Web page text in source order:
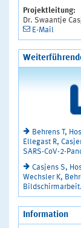
Projektleitung:
Dr. Swaantje
E-Mail
Behrens T,
Ellegast R,
SARS-CoV-2-
Casjens S,
Wechsler K,
Bildschirmarbeit.
Information